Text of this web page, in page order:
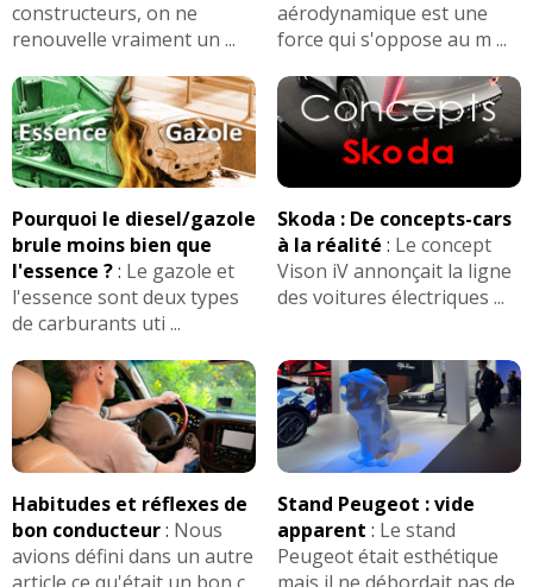
constructeurs, on ne
renouvelle vraiment un ...
aérodynamique est une
force qui s'oppose au m ...
Pourquoi le diesel/gazole
brule moins bien que
l'essence ?: Le gazole et
l'essence sont deux types
de carburants uti ...
Skoda : De concepts-cars
à la réalité : Le concept
Vison iV annonçait la ligne
des voitures électriques ...
Habitudes et réflexes de
bon conducteur: Nous
avions défini dans un autre
Stand Peugeot : vide
apparent : Le stand
Peugeot était esthétique